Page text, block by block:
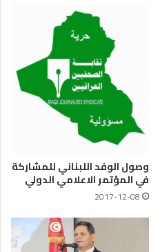
وصول الوفد اللبناني للمشاركة
في المؤتمر الاعلامي الدولي
2017-12-08